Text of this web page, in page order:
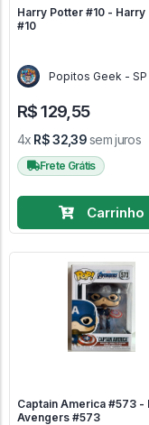
Harry Potter #10 - Harry
#10
Popitos Geek - SP
R$ 129,55
4x R$ 32,39sem juros
Frete Grátis
Carrinho
Captain America #573 -
Avengers #573